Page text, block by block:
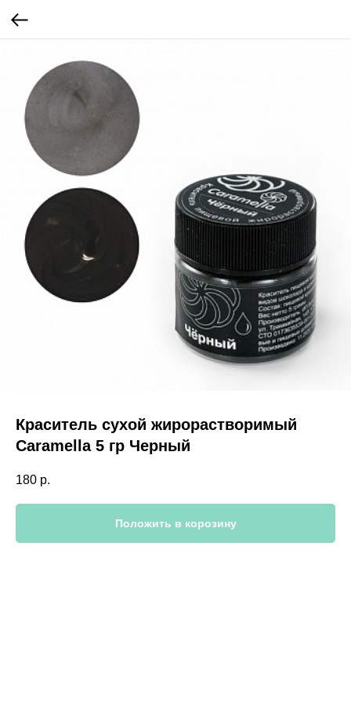
Краситель сухой жирорастворимый
Caramella 5 гр Черный
180 р.
Положить в корозину